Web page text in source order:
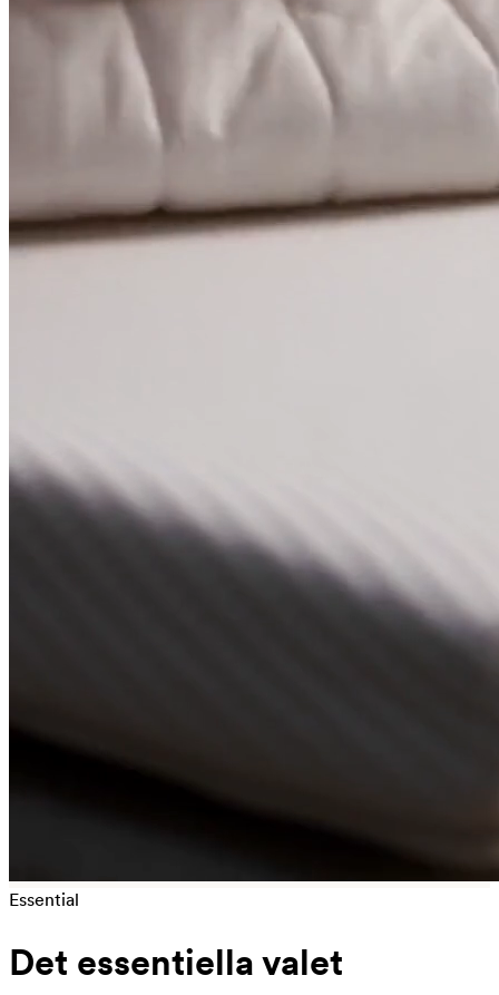
Essential
Det essentiella valet